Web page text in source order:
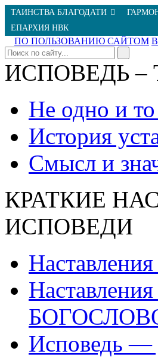
ТАИНСТВА БЛАГОДАТИ
ЕПАРХИЯ НВК
ПО ПОЛЬЗОВАНИЮ САЙТОМ
ИСПОВЕДЬ
Не одно и
История
Смысл и
КРАТКИЕ
ИСПОВЕДИ
Исповедь —